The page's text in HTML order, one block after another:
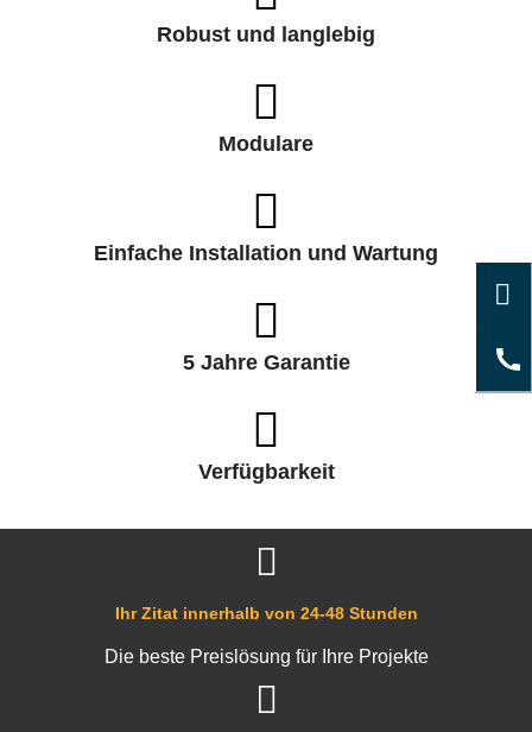
Robust und langlebig
Modulare
Einfache Installation und Wartung
5 Jahre Garantie
Verfügbarkeit
Ihr Zitat innerhalb von 24-48 Stunden
Die beste Preislösung für Ihre Projekte